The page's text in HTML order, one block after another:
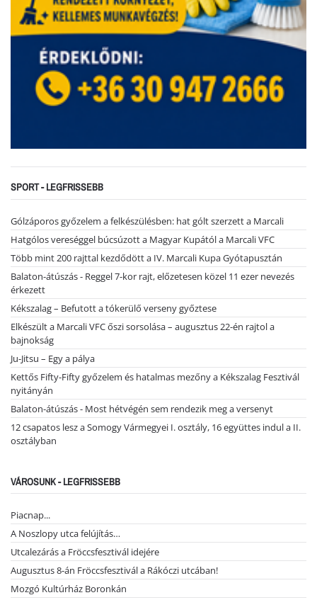
SPORT - LEGFRISSEBB
Gólzáporos győzelem a felkészülésben: hat gólt szerzett a Marcali
Hatgólos vereséggel búcsúzott a Magyar Kupától a Marcali VFC
Több mint 200 rajttal kezdődött a IV. Marcali Kupa Gyótapusztán
Balaton-átúszás - Reggel 7-kor rajt, előzetesen közel 11 ezer nevezés
érkezett
Kékszalag – Befutott a tókerülő verseny győztese
Elkészült a Marcali VFC őszi sorsolása – augusztus 22-én rajtol a
bajnokság
Ju-Jitsu – Egy a pálya
Kettős Fifty-Fifty győzelem és hatalmas mezőny a Kékszalag Fesztivál
nyitányán
Balaton-átúszás - Most hétvégén sem rendezik meg a versenyt
12 csapatos lesz a Somogy Vármegyei I. osztály, 16 együttes indul a II.
osztályban
VÁROSUNK - LEGFRISSEBB
Piacnap...
A Noszlopy utca felújítás…
Utcalezárás a Fröccsfesztivál idejére
Augusztus 8-án Fröccsfesztivál a Rákóczi utcában!
Mozgó Kultúrház Boronkán